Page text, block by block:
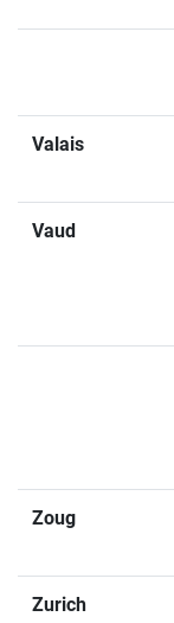
Valais
Vaud
Zoug
Zurich